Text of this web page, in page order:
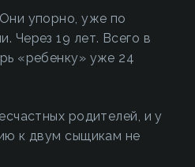
упорно, уже по
Через 19 лет. Всего в
«ребенку» уже 24
родителей, и у
к двум сыщикам не